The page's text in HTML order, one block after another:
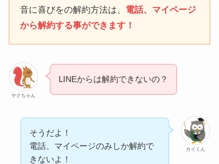
なにわサプリ
解約できない？電話以外
に手続きする方法ある？
ニューZの解約まとめ！
電話が繋がらない時の裏
を電話から解約する方法
を完全攻略
音に喜びをの解約方法は、 電話、マイページ
から解約する事ができます！
ヤクちゃん
LINEからは解約できないの？
カイくん
そうだよ！
電話、マイページのみしか解約で
きないよ！